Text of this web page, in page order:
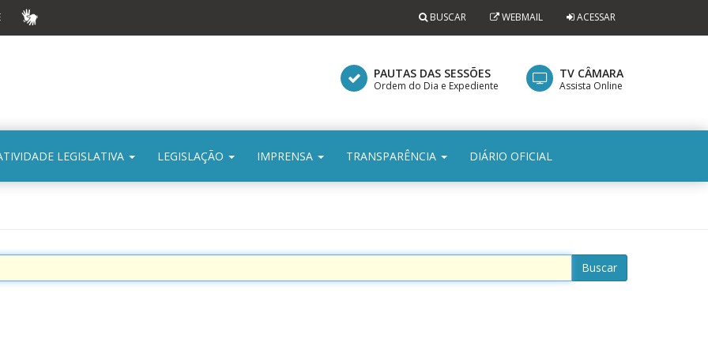
VLIBRAS ACESSAR
WEBMAIL
BUSCAR
PAUTAS DAS SESSÕES
Ordem do Dia e Expediente
TV CÂMARA
Assista Online
LEGISLATIVA LEGISLAÇÃO IMPRENSA TRANSPARÊNCIA DIÁRIO OFICIAL
Buscar